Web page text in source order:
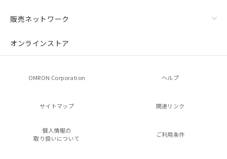
販売ネットワーク
オンラインストア
OMRON Corporation ヘルプ
サイトマップ 関連リンク
個人情報の
取り扱いについて
ご利用条件